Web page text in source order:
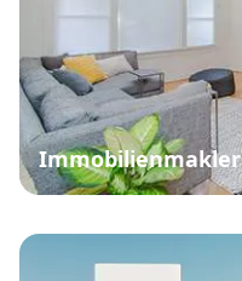
Immobilienmakler